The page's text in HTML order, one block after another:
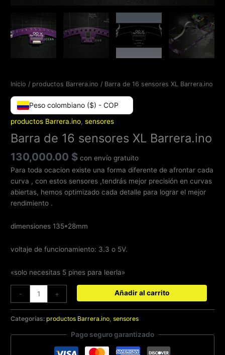
Inicio / productos Barrera.ino / Barra de 16 sensores XL Barrera.ino
Peso colombiano ($) - COP
productos Barrera.ino,sensores
Barra de 16 sensores XL Barrera.ino
130,000.00 $ con envío gratuito
Para toda ocacion existe una forma diferente de afrontar cada
curva , con estos sensores ,tendrás mejor precisión en curvas
abiertas, hemos optimizado cada detalle para lograr el mejor
rendimiento .
dimensiones 135*28mm
voltaje de funcionamiento: 3.3 o 5V.
«solo necesitas 5 pines para leerla»
- + Añadir al carrito
Categorías: productos Barrera.ino ,sensores
Pago seguro garantizado